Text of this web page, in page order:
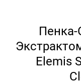
Пенка-
Elemis